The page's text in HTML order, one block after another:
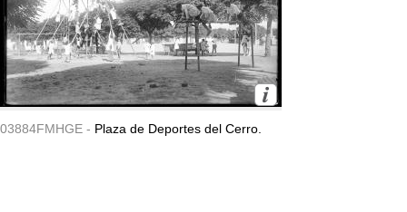
03884FMHGE - Plaza de Deportes del Cerro.